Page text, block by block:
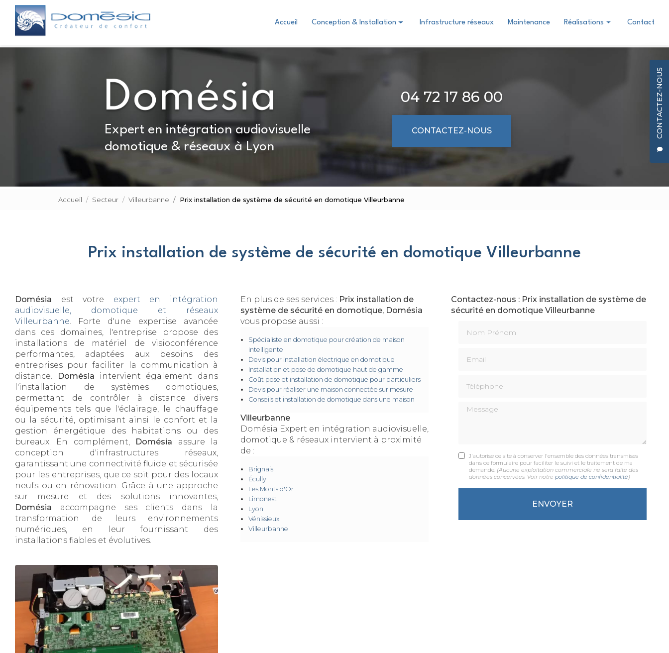
Aller
contenu
principal
CONTACTEZ-NOUS
Accueil Conception & Installation Infrastructure réseaux Maintenance Réalisations Contact
Expert en intégration audiovisuelle
domotique & réseaux à Lyon
04 72 17 86 00
CONTACTEZ-NOUS
Accueil Secteur Villeurbanne Prix installation de système de sécurité en domotique Villeurbanne
Prix installation de système de sécurité en domotique Villeurbanne
Domésia est votre expert en intégration
audiovisuelle, domotique et réseaux
Villeurbanne. Forte d'une expertise avancée
dans ces domaines, l'entreprise propose des
installations de matériel de visioconférence
performantes, adaptées aux besoins des
entreprises pour faciliter la communication à
distance.
Domésia intervient également dans
l'installation de systèmes domotiques,
permettant de contrôler à distance divers
équipements tels que l'éclairage, le chauffage
ou la sécurité, optimisant ainsi le confort et la
gestion énergétique des habitations ou des
bureaux. En complément, Domésia assure la
conception d'infrastructures réseaux,
garantissant une connectivité fluide et sécurisée
pour les entreprises, que ce soit pour des locaux
neufs ou en rénovation. Grâce à une approche
sur mesure et des solutions innovantes,
Domésia accompagne ses clients dans la
transformation de leurs environnements
numériques, en leur fournissant des
installations fiables et évolutives.
En plus de ses services : Prix installation de
système de sécurité en domotique, Domésia
vous propose aussi :
Spécialiste en domotique pour création de maison
intelligente
Devis pour installation électrique en domotique
Installation et pose de domotique haut de gamme
Coût pose et installation de domotique pour particuliers
Devis pour réaliser une maison connectée sur mesure
Conseils et installation de domotique dans une maison
Villeurbanne
Domésia Expert en intégration audiovisuelle,
domotique & réseaux intervient à proximité
de :
Brignais
Écully
Les Monts d'Or
Limonest
Lyon
Vénissieux
Villeurbanne
Contactez-nous : Prix installation de système de
sécurité en domotique Villeurbanne
Message
J'autorise ce site à conserver l'ensemble des données transmises
dans ce formulaire pour faciliter le suivi et le traitement de ma
demande. (Aucune exploitation commerciale ne sera faite des
données concervées. Voir notre politique de confidentialité )